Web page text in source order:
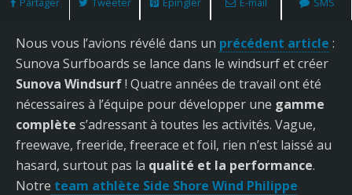
Nous vous l’avions révélé dans un précédent article :
Sunova Surfboards se lance dans le windsurf et créer
Sunova Windsurf! Quatre années de travail ont été
nécessaires à l’équipe pour développer une gamme
complète s’adressant à toutes les activités. Vague,
freewave, freeride, freerace et foil, rien n’est laissé au
hasard, surtout pas la qualité et la performance.
Notre team athlète Side Shore Wind Philippe